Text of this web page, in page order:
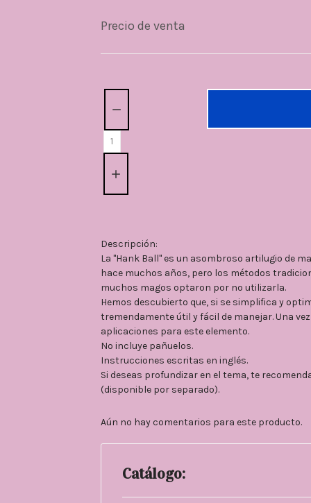
Precio de venta
Descripción:
La "Hank Ball" es un asombroso artilugio de
hace muchos años, pero los métodos
muchos magos optaron por no utilizarla.
Hemos descubierto que, si se simplifica y
tremendamente útil y fácil de manejar. Una
aplicaciones para este elemento.
No incluye pañuelos.
Instrucciones escritas en inglés.
Si deseas profundizar en el tema, te
(disponible por separado).
Aún no hay comentarios para este producto.
Catálogo: